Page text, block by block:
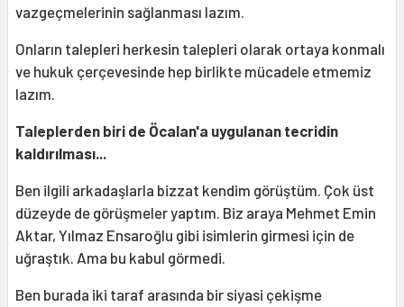
vazgeçmelerinin sağlanması lazım.
Onların talepleri herkesin talepleri olarak ortaya konmalı
ve hukuk çerçevesinde hep birlikte mücadele etmemiz
lazım.
Taleplerden biri de Öcalan'a uygulanan tecridin
kaldırılması...
Ben ilgili arkadaşlarla bizzat kendim görüştüm. Çok üst
düzeyde de görüşmeler yaptım. Biz araya Mehmet Emin
Aktar, Yılmaz Ensaroğlu gibi isimlerin girmesi için de
uğraştık. Ama bu kabul görmedi.
Ben burada iki taraf arasında bir siyasi çekişme